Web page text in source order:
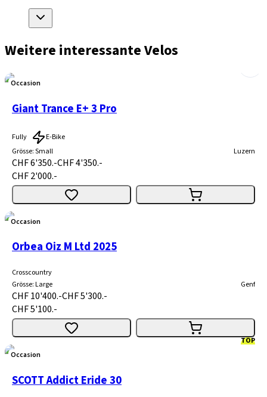
Weitere interessante Velos
Occasion
Giant Trance E+ 3 Pro
Fully
E-Bike
Grösse:Small Luzern
CHF 6'350.-CHF 4'350.-
CHF 2'000.-
Occasion
TOP
Orbea Oiz M Ltd 2025
Crosscountry
Grösse:Large Genf
CHF 10'400.-CHF 5'300.-
CHF 5'100.-
Occasion
SCOTT Addict Eride 30